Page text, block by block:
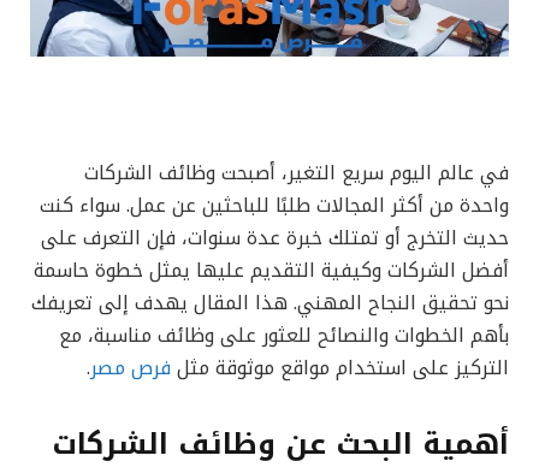
في عالم اليوم سريع التغير، أصبحت وظائف الشركات
واحدة من أكثر المجالات طلبًا للباحثين عن عمل. سواء كنت
حديث التخرج أو تمتلك خبرة عدة سنوات، فإن التعرف على
أفضل الشركات وكيفية التقديم عليها يمثل خطوة حاسمة
نحو تحقيق النجاح المهني. هذا المقال يهدف إلى تعريفك
بأهم الخطوات والنصائح للعثور على وظائف مناسبة، مع
التركيز على استخدام مواقع موثوقة مثل فرص مصر.
أهمية البحث عن وظائف الشركات